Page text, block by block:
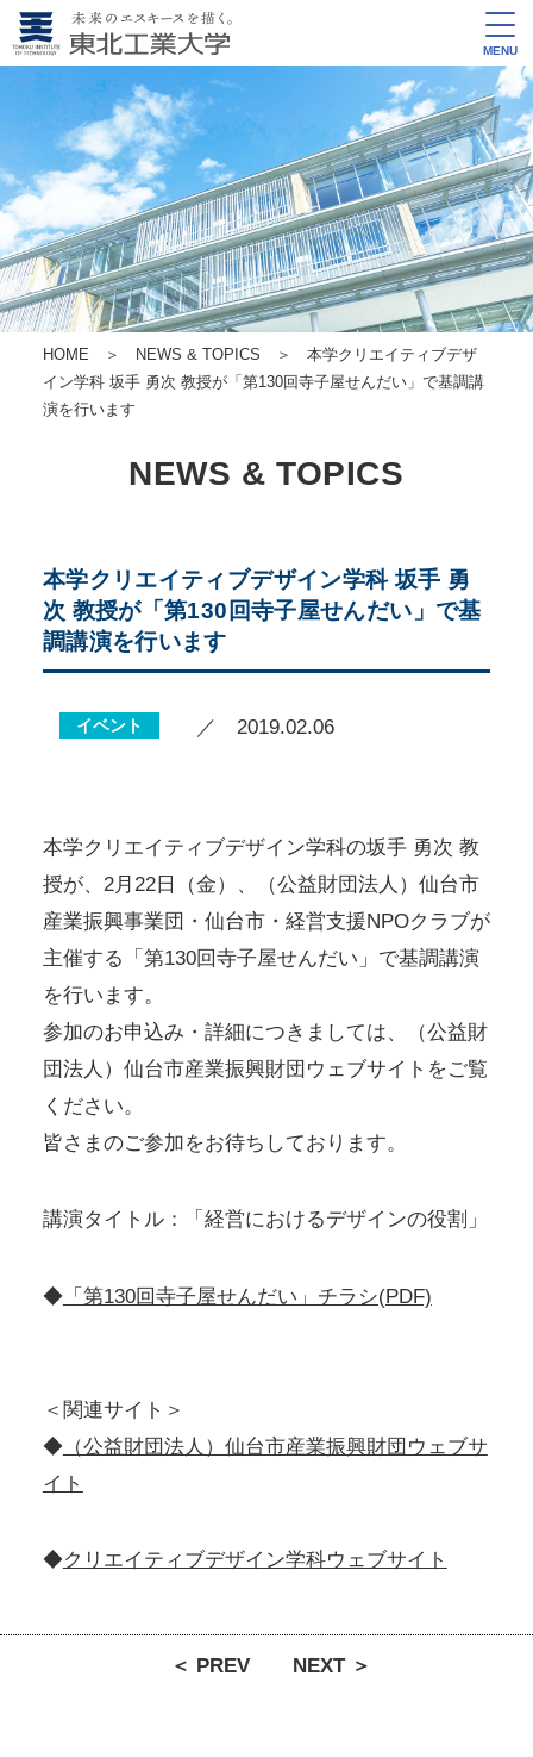
MENU
HOME ＞ NEWS & TOPICS ＞ 本学クリエイティブデザ
イン学科 坂手 勇次 教授が「第130回寺子屋せんだい」で基調講
演を行います
NEWS & TOPICS
本学クリエイティブデザイン学科 坂手 勇
次 教授が「第130回寺子屋せんだい」で基
調講演を行います
イベント ／ 2019.02.06
本学クリエイティブデザイン学科の坂手 勇次 教
授が、2月22日（金）、（公益財団法人）仙台市
産業振興事業団・仙台市・経営支援NPOクラブが
主催する「第130回寺子屋せんだい」で基調講演
を行います。
参加のお申込み・詳細につきましては、（公益財
団法人）仙台市産業振興財団ウェブサイトをご覧
ください。
皆さまのご参加をお待ちしております。
講演タイトル：「経営におけるデザインの役割」
◆「第130回寺子屋せんだい」チラシ(PDF)
＜関連サイト＞
◆（公益財団法人）仙台市産業振興財団ウェブサ
イト
◆クリエイティブデザイン学科ウェブサイト
＜ PREV NEXT ＞